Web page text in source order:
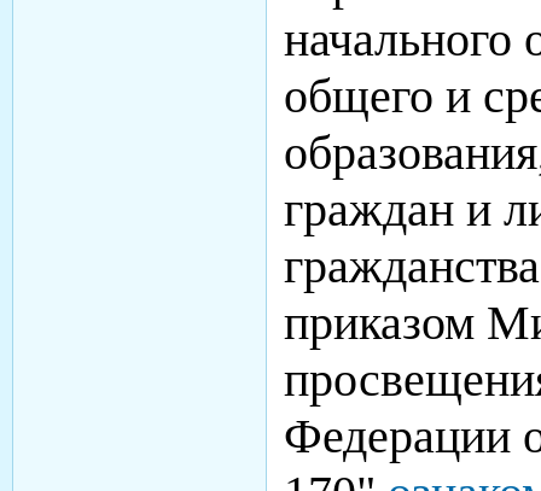
начального
общего и
граждан и
приказом
Федерации